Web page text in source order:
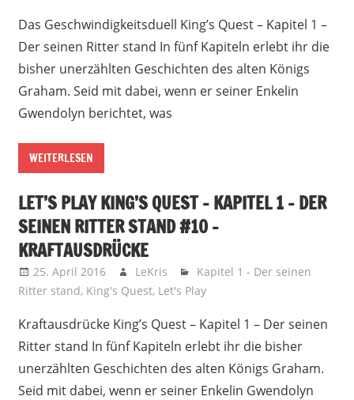
Das Geschwindigkeitsduell King’s Quest – Kapitel 1 –
Der seinen Ritter stand In fünf Kapiteln erlebt ihr die
bisher unerzählten Geschichten des alten Königs
Graham. Seid mit dabei, wenn er seiner Enkelin
Gwendolyn berichtet, was
WEITERLESEN
LET’S PLAY KING’S QUEST – KAPITEL 1 – DER
SEINEN RITTER STAND #10 –
KRAFTAUSDRÜCKE
25. April 2016 LeKris
Kapitel 1 - Der seinen
Ritter stand, King's Quest, Let's Play
Kraftausdrücke King’s Quest – Kapitel 1 – Der seinen
Ritter stand In fünf Kapiteln erlebt ihr die bisher
unerzählten Geschichten des alten Königs Graham.
Seid mit dabei, wenn er seiner Enkelin Gwendolyn